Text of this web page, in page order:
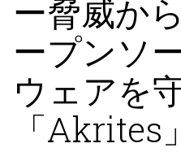
ー脅威か
ープンソ
ウェアを
「Akrites